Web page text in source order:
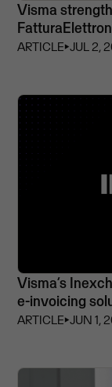
Visma
ARTICLE⏵JUL 2,
Visma’s
e-invoicing
ARTICLE⏵JUN 1,